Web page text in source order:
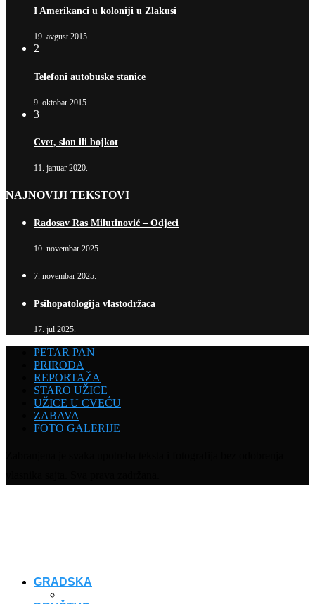
I Amerikanci u koloniji u Zlakusi
19. avgust 2015.
2
Telefoni autobuske stanice
9. oktobar 2015.
3
Cvet, slon ili bojkot
11. januar 2020.
NAJNOVIJI TEKSTOVI
Radosav Ras Milutinović – Odjeci
10. novembar 2025.
7. novembar 2025.
Psihopatologija vlastodržaca
17. jul 2025.
PETAR PAN
PRIRODA
REPORTAŽA
STARO UŽICE
UŽICE U CVEĆU
ZABAVA
FOTO GALERIJE
GRADSKA